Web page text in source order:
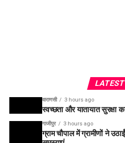
LATEST
वाराणसी 3 hours ago
स्वच्छता और यातायात सुरक्षा
गाजीपुर 3 hours ago
ग्राम चौपाल में ग्रामीणों ने